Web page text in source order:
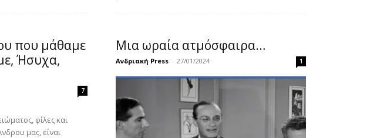
που μάθαμε
Ήσυχα,
7
φίλες και
μας, είναι
Μια ωραία ατμόσφαιρα…
Ανδριακή Press - 27/01/2024 1